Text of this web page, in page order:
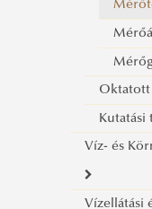
Kutatási
Víz- és
Vízellátási